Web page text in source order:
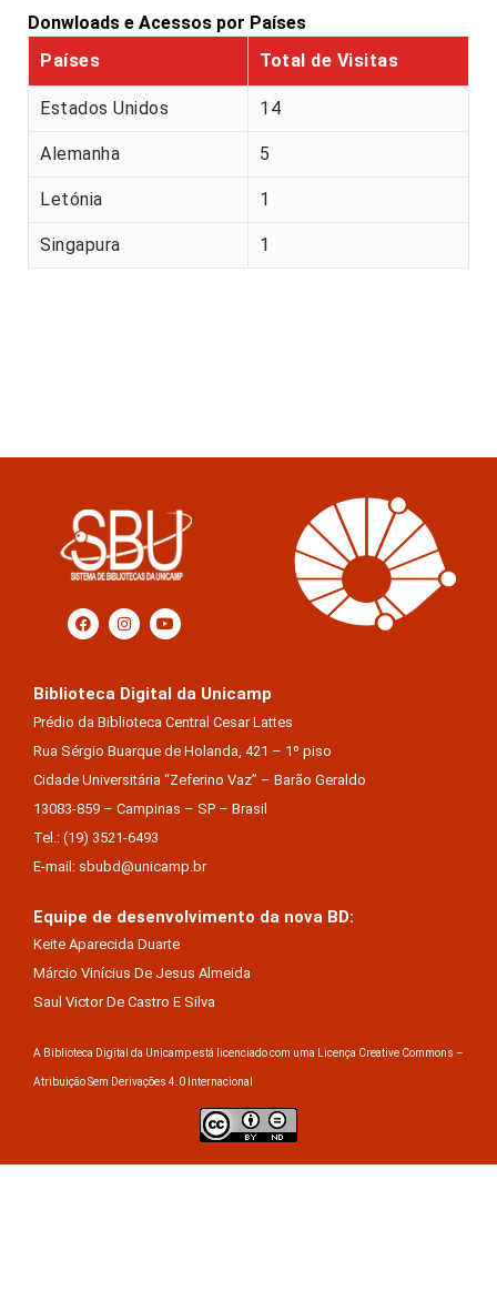
Donwloads e Acessos por Países
Países
Total de Visitas
Estados Unidos 14
Alemanha 5
Letónia 1
Singapura 1
Biblioteca Digital da Unicamp
Prédio da Biblioteca Central Cesar Lattes
Rua Sérgio Buarque de Holanda, 421 – 1º piso
Cidade Universitária “Zeferino Vaz” – Barão Geraldo
13083-859 – Campinas – SP – Brasil
Tel.: (19) 3521-6493
E-mail: sbubd@unicamp.br
Equipe de desenvolvimento da nova BD:
Keite Aparecida Duarte
Márcio Vinícius De Jesus Almeida
Saul Victor De Castro E Silva
A Biblioteca Digital da Unicamp está licenciado com uma Licença Creative Commons –
Atribuição Sem Derivações 4.0 Internacional